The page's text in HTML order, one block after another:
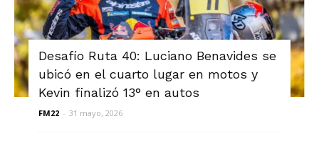
Desafío Ruta 40: Luciano Benavides se
ubicó en el cuarto lugar en motos y
Kevin finalizó 13° en autos
FM22 - 31 mayo, 2026